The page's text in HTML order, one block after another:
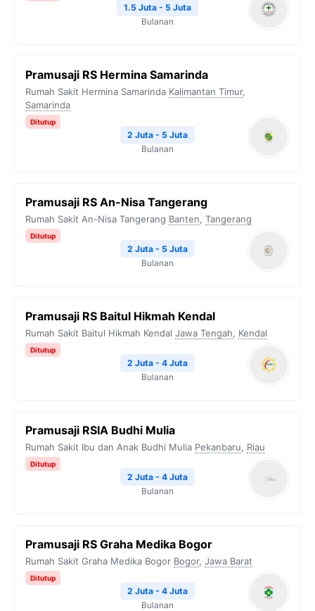
1.5 Juta - 5 Juta
Bulanan
Pramusaji RS Hermina Samarinda
Rumah Sakit Hermina Samarinda Kalimantan Timur,
Samarinda
Ditutup
2 Juta - 5 Juta
Bulanan
Pramusaji RS An-Nisa Tangerang
Rumah Sakit An-Nisa Tangerang Banten, Tangerang
Ditutup
2 Juta - 5 Juta
Bulanan
Pramusaji RS Baitul Hikmah Kendal
Rumah Sakit Baitul Hikmah Kendal Jawa Tengah, Kendal
Ditutup
2 Juta - 4 Juta
Bulanan
Pramusaji RSIA Budhi Mulia
Rumah Sakit Ibu dan Anak Budhi Mulia Pekanbaru, Riau
Ditutup
2 Juta - 4 Juta
Bulanan
Pramusaji RS Graha Medika Bogor
Rumah Sakit Graha Medika Bogor Bogor, Jawa Barat
Ditutup
2 Juta - 4 Juta
Bulanan